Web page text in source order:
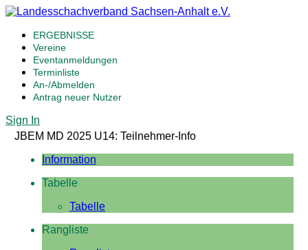
ERGEBNISSE
Vereine
Eventanmeldungen
Terminliste
An-/Abmelden
Antrag neuer Nutzer
Sign In
JBEM MD 2025 U14: Teilnehmer-Info
Information
Tabelle
Tabelle
Rangliste